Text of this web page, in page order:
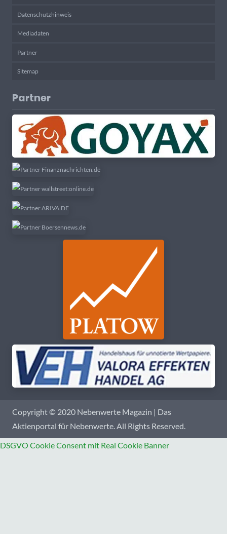
Datenschutzhinweis
Mediadaten
Partner
Sitemap
Partner
Copyright © 2020 Nebenwerte Magazin | Das
Aktienportal für Nebenwerte. All Rights Reserved.
DSGVO Cookie Consent mit Real Cookie Banner